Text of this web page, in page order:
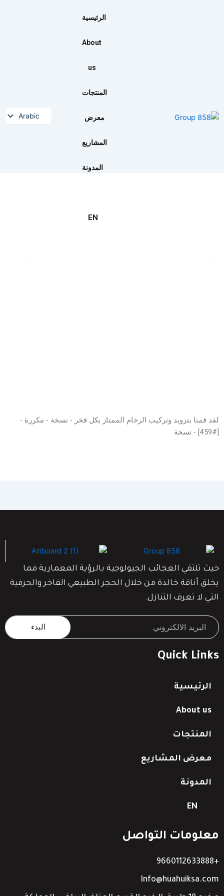
الرئيسية
About
us
المنتجات
معرض
المشاريع
المدونة
EN
Arabic
لقد قمنا بتزويد وتركيب الرخام الممتاز بكل فخر - نسخة - مكررة -
[#459] - نسخة
حيث تلتقي العجائب الجيولوجية بالرؤية المعمارية مما
يخلق أناقة خالدة من خلال الحجر الطبيعي الفاخر والحرفية
التي لا تعرف التنازل.
البدء
Quick Links
الرئيسية
About us
المنتجات
معرض المشاريع
المدونة
EN
معلومات التواصل
+9660112633888
Info@huahuiksa.com